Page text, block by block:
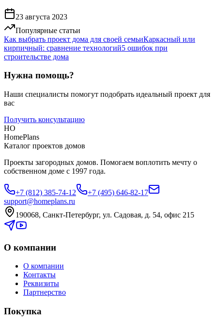
23 августа 2023
Популярные статьи
Как выбрать проект дома для своей семьиКаркасный или
кирпичный: сравнение технологий5 ошибок при
строительстве дома
Нужна помощь?
Наши специалисты помогут подобрать идеальный проект для
вас
Получить консультацию
HO
HomePlans
Каталог проектов домов
Проекты загородных домов. Помогаем воплотить мечту о
собственном доме с 1997 года.
+7 (812) 385-74-12
+7 (495) 646-82-17
support@homeplans.ru
190068, Санкт-Петербург, ул. Садовая, д. 54, офис 215
О компании
О компании
Контакты
Реквизиты
Партнерство
Покупка